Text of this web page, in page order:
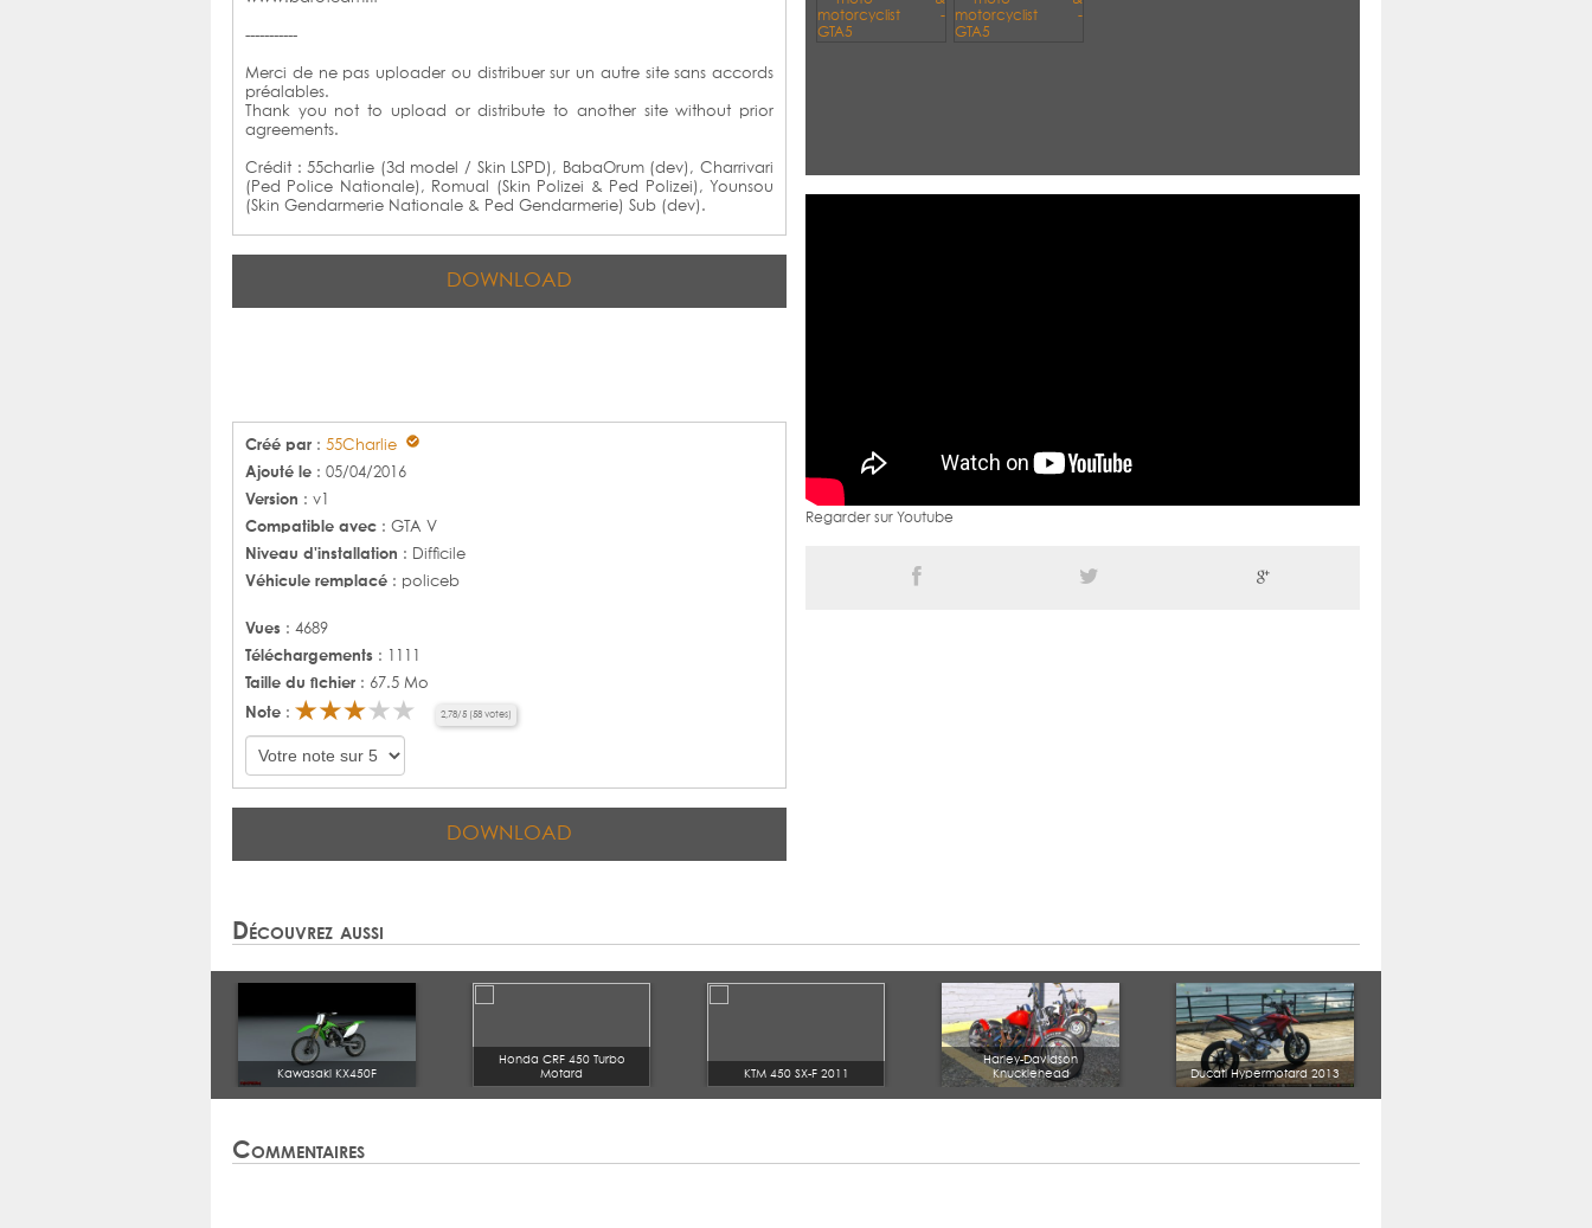
-----------
Merci de ne pas uploader ou distribuer sur un autre site sans accords
préalables.
Thank you not to upload or distribute to another site without prior
agreements.
Crédit : 55charlie (3d model / Skin LSPD), BabaOrum (dev), Charrivari
(Ped Police Nationale), Romual (Skin Polizei & Ped Polizei), Younsou
(Skin Gendarmerie Nationale & Ped Gendarmerie) Sub (dev).
DOWNLOAD
Créé par : 55Charlie
Ajouté le : 05/04/2016
Version : v1
Compatible avec : GTA V
Niveau d'installation : Difficile
Véhicule remplacé : policeb
Vues : 4689
Téléchargements : 1111
Taille du fichier : 67.5 Mo
Note : 2,78/5 58 votes)
DOWNLOAD
Regarder sur Youtube
Découvrez aussi
Kawasaki KX450F
Honda CRF 450 Turbo
Motard
KTM 450 SX-F 2011
Harley-Davidson
Knucklehead
Ducati Hypermotard 2013
Commentaires